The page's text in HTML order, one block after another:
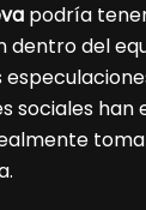
podría
del
sociales han